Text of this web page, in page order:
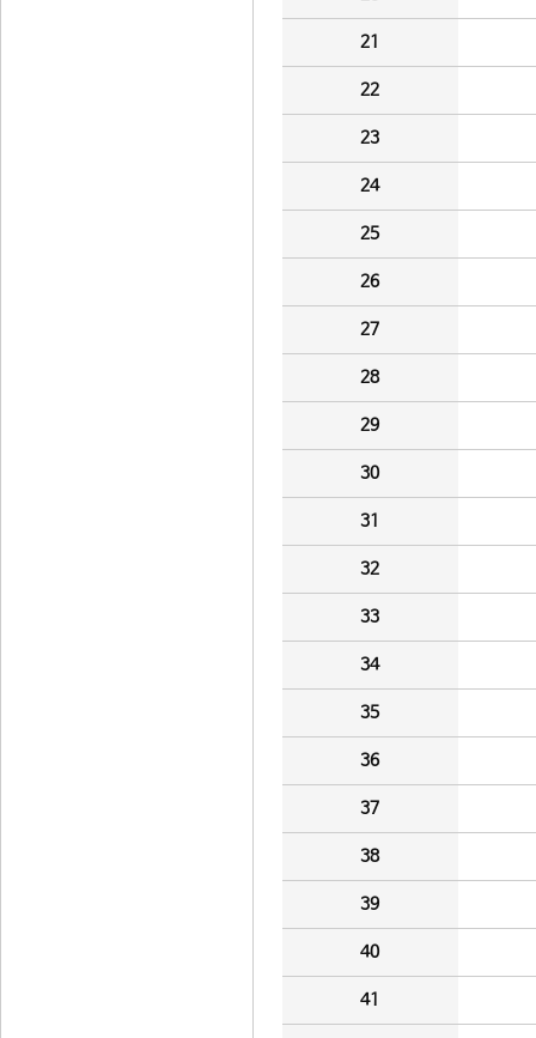
21
22
23
24
25
26
27
28
29
30
31
32
33
34
35
36
37
38
39
40
41